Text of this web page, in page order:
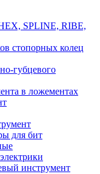
SPLINE, RIBE,
стопорных колец
губцевого
в ложементах
для бит
инструмент